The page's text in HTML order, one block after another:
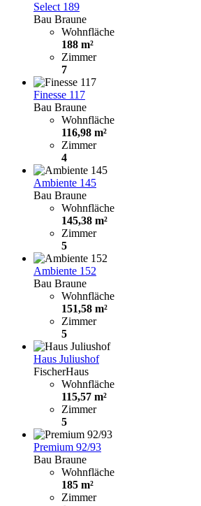
Select 189
Bau Braune
Wohnfläche
188 m²
Zimmer
7
Finesse 117
Bau Braune
Wohnfläche
116,98 m²
Zimmer
4
Ambiente 145
Bau Braune
Wohnfläche
145,38 m²
Zimmer
5
Ambiente 152
Bau Braune
Wohnfläche
151,58 m²
Zimmer
5
Haus Juliushof
FischerHaus
Wohnfläche
115,57 m²
Zimmer
5
Premium 92/93
Bau Braune
Wohnfläche
185 m²
Zimmer